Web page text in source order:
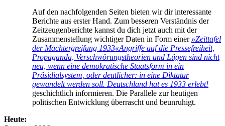
Auf den nachfolgenden Seiten bieten wir dir interessante
Berichte aus erster Hand. Zum besseren Verständnis der
Zeitzeugenberichte kannst du dich jetzt auch mit der
Zusammenstellung wichtiger Daten in Form einer»Zeittafel
der Machtergreifung 1933«Angriffe auf die Pressefreiheit,
Propaganda, Verschwörungstheorien und Lügen sind nicht
neu, wenn eine demokratische Staatsform in ein
Präsidialsystem, oder deutlicher: in eine Diktatur
gewandelt werden soll. Deutschland hat es 1933 erlebt!
geschichtlich informieren. Die Parallele zur heutigen
politischen Entwicklung überrascht und beunruhigt.
Heute: